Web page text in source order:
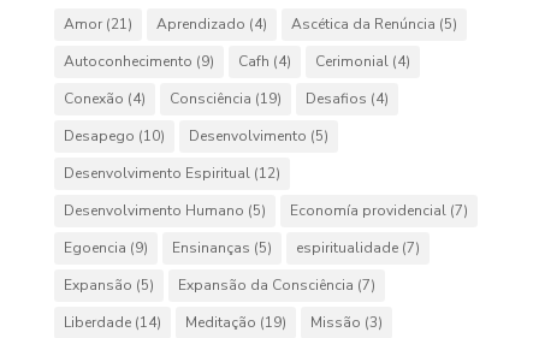
Amor(21) Aprendizado (4) Ascética da Renúncia (5)
Autoconhecimento (9) Cafh (4) Cerimonial(4)
Conexão (4) Consciência (19) Desafios (4)
Desapego (10) Desenvolvimento (5)
Desenvolvimento Espiritual(12)
Desenvolvimento Humano (5) Economía providencial(7)
Egoencia (9) Ensinanças (5) espiritualidade(7)
Expansão (5) Expansão da Consciência (7)
Liberdade(14) Meditação (19) Missão (3)